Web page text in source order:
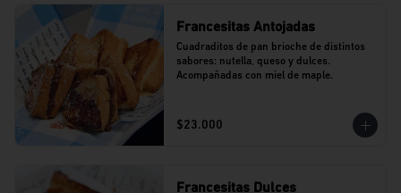
Francesitas Antojadas
Cuadraditos de pan brioche de distintos
sabores: nutella, queso y dulces.
Acompañadas con miel de maple.
$23.000
Francesitas Dulces